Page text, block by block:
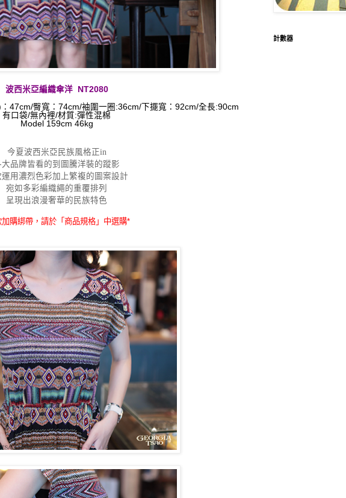
波西米亞編織傘洋NT2080
47cm/臀寬：74cm/袖圍一圈:36cm/下擺寬：92cm/全長:90cm
有口袋/無內裡/材質:彈性混棉
Model 159cm 46kg
今夏波西米亞民族風格正in
大品牌皆看的到圖騰洋裝的蹤影
用 濃烈色彩加上繁複的圖案設計
宛如多彩編織繩的重覆排列
呈現出浪漫奢華的民族特色
加購綁帶，請於「商品規格」中選購*
計數器